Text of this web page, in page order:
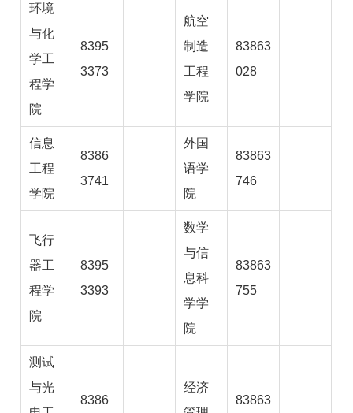
环境
与化
学工
程学
院
8395
3373
航空
制造
工程
学院
83863
028
信息
工程
学院
8386
3741
外国
语学
院
83863
746
飞行
器工
程学
院
8395
3393
数学
与信
息科
学学
院
83863
755
测试
与光
8386
经济
83863